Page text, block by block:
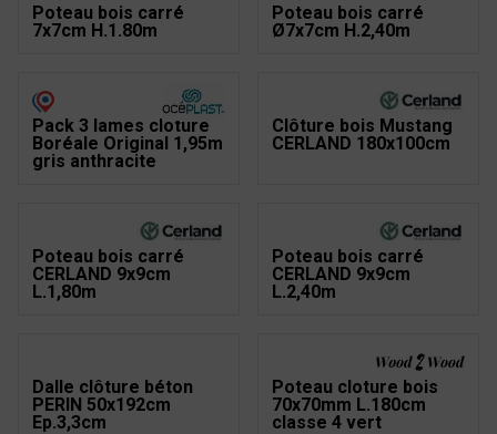
Poteau bois carré
7x7cm H.1.80m
Poteau bois carré
Ø7x7cm H.2,40m
Pack 3 lames clôture
Boréale Original 1,95m
gris anthracite
Clôture bois Mustang
CERLAND 180x100cm
Poteau bois carré
CERLAND 9x9cm
L.1,80m
Poteau bois carré
CERLAND 9x9cm
L.2,40m
Dalle clôture béton
PERIN 50x192cm
Ep.3,3cm
Poteau cloture bois
70x70mm L.180cm
classe 4 vert